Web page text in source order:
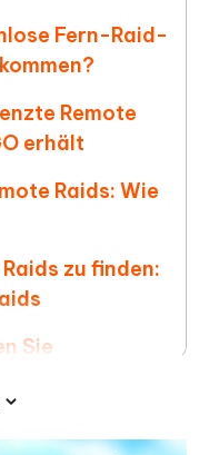
Fern-Raid-
Remote
erhält
Raids: Wie
zu finden:
Sie
Raids